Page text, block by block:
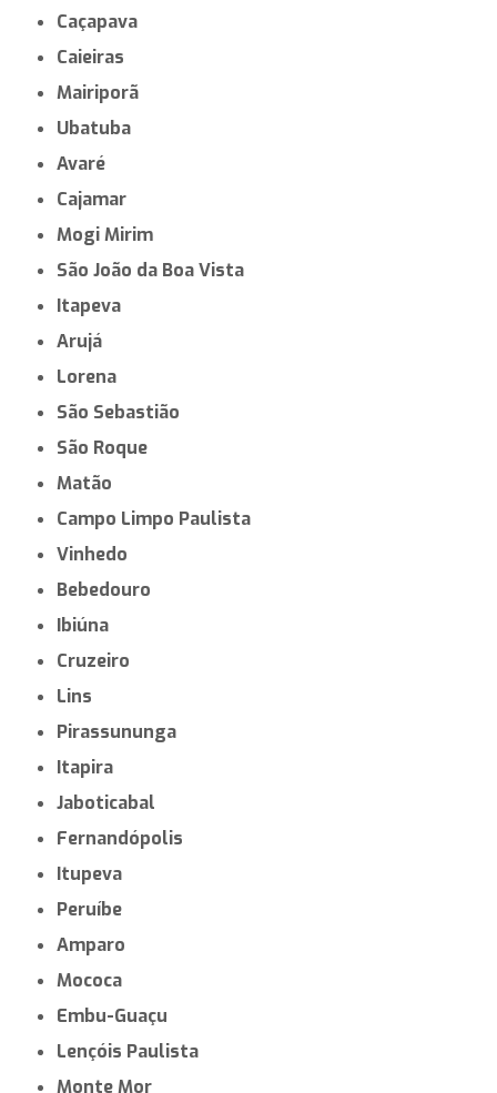
Caçapava
Caieiras
Mairiporã
Ubatuba
Avaré
Cajamar
Mogi Mirim
São João da Boa Vista
Itapeva
Arujá
Lorena
São Sebastião
São Roque
Matão
Campo Limpo Paulista
Vinhedo
Bebedouro
Ibiúna
Cruzeiro
Lins
Pirassununga
Itapira
Jaboticabal
Fernandópolis
Itupeva
Peruíbe
Amparo
Mococa
Embu-Guaçu
Lençóis Paulista
Monte Mor